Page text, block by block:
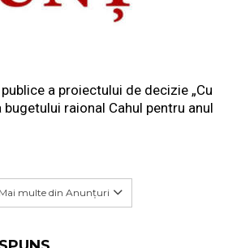
a proiectului de decizie „Cu
raional Cahul pentru anul
Mai multe din Anunțuri